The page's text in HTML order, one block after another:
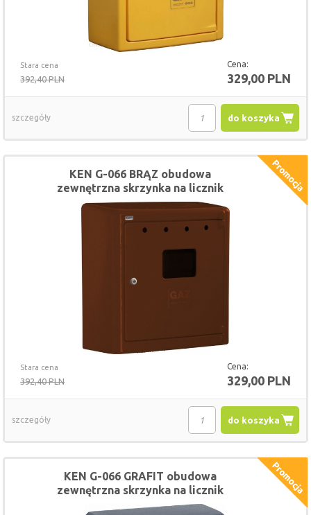
Stara cena
392,40 PLN
Cena:
329,00 PLN
do koszyka
szczegóły
Stara cena
392,40 PLN
Cena:
329,00 PLN
KEN G-066 BRĄZ obudowa
zewnętrzna skrzynka na licznik
gazomierz 60x60
do koszyka
szczegóły
KEN G-066 GRAFIT obudowa
zewnętrzna skrzynka na licznik
gazomierz 60x60